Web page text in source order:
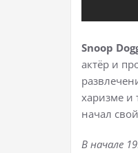
Snoop
актёр и
харизме и
начал
В начале